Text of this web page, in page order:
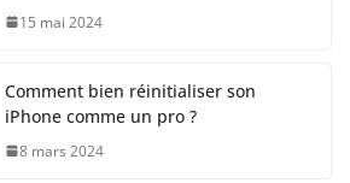
15 mai 2024
Comment bien réinitialiser son
iPhone comme un pro ?
8 mars 2024